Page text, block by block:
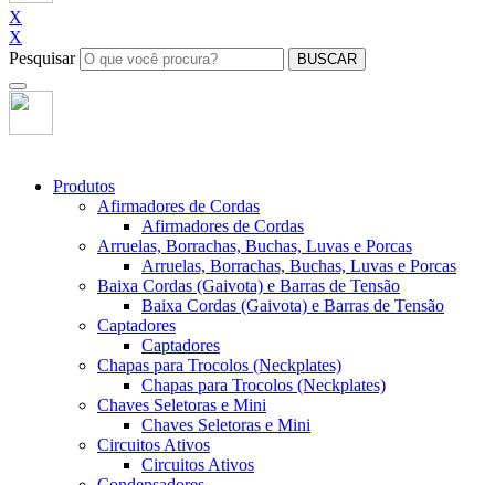
X
X
Pesquisar
BUSCAR
Produtos
Afirmadores de Cordas
Afirmadores de Cordas
Arruelas, Borrachas, Buchas, Luvas e Porcas
Arruelas, Borrachas, Buchas, Luvas e Porcas
Baixa Cordas (Gaivota) e Barras de Tensão
Baixa Cordas (Gaivota) e Barras de Tensão
Captadores
Captadores
Chapas para Trocolos (Neckplates)
Chapas para Trocolos (Neckplates)
Chaves Seletoras e Mini
Chaves Seletoras e Mini
Circuitos Ativos
Circuitos Ativos